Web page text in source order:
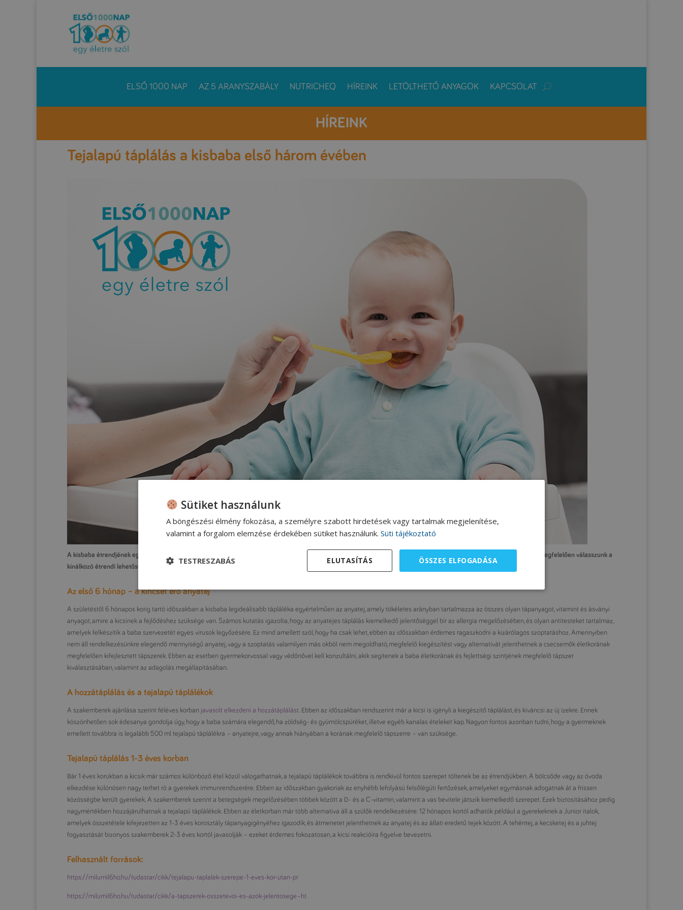
ELSŐ 1000 NAP AZ 5 ARANYSZABÁLY NUTRICHEQ HÍREINK LETÖLTHETŐ ANYAGOK KAPCSOLAT
HÍREINK
Tejalapú táplálás a kisbaba első három évében
A kisbaba étrendjének egyik alapját életének első három évében a tejalapú táplálékok adják. Rendkívül fontos azonban, hogy a baba korának és a fejlettségi szintjének megfelelően válasszunk a
kínálkozó étrendi lehetőségek közül. Cikkünkben összeszedtük azokat az alapvetéseket, amelyek segítenek eligazodni a tejalapú táplálás témakörében.
Az első 6 hónap – a kincset érő anyatej
A születéstől 6 hónapos korig tartó időszakban a kisbaba legideálisabb tápláléka egyértelműen az anyatej, amely tökéletes arányban tartalmazza az összes olyan tápanyagot, vitamint és ásványi
anyagot, amire a kicsinek a fejlődéshez szüksége van. Számos kutatás igazolta, hogy az anyatejes táplálás kiemelkedő jelentőséggel bír az allergia megelőzésében, és olyan antitesteket tartalmaz,
amelyek felkészítik a baba szervezetét egyes vírusok legyőzésére. Ez mind amellett szól, hogy ha csak lehet, ebben az időszakban érdemes ragaszkodni a kizárólagos szoptatáshoz. Amennyiben
nem áll rendelkezésünkre elegendő mennyiségű anyatej, vagy a szoptatás valamilyen más okból nem megoldható, megfelelő kiegészítést vagy alternatívát jelenthetnek a csecsemők életkorának
megfelelően kifejlesztett tápszerek. Ebben az esetben gyermekorvossal vagy védőnővel kell konzultálni, akik segítenek a baba életkorának és fejlettségi szintjének megfelelő tápszer
kiválasztásában, valamint az adagolás megállapításában.
A hozzátáplálás és a tejalapú táplálékok
A szakemberek ajánlása szerint féléves korban javasolt elkezdeni a hozzátáplálást. Ebben az időszakban rendszerint már a kicsi is igényli a kiegészítő táplálást, és kíváncsi az új ízekre. Ennek
köszönhetően sok édesanya gondolja úgy, hogy a baba számára elegendő, ha zöldség- és gyümölcspüréket, illetve egyéb kanalas ételeket kap. Nagyon fontos azonban tudni, hogy a gyermeknek
emellett továbbra is legalább 500 ml tejalapú táplálékra – anyatejre, vagy annak hiányában a korának megfelelő tápszerre – van szüksége.
Tejalapú táplálás 1-3 éves korban
Bár 1 éves korukban a kicsik már számos különböző étel közül válogathatnak, a tejalapú táplálékok továbbra is rendkívül fontos szerepet töltenek be az étrendjükben. A bölcsőde vagy az óvoda
elkezdése különösen nagy terhet ró a gyerekek immunrendszerére. Ebben az időszakban gyakoriak az enyhébb lefolyású felsőlégúti fertőzések, amelyeket egymásnak adogatnak át a frissen
közösségbe került gyerekek. A szakemberek szerint a betegségek megelőzésében többek között a D- és a C-vitamin, valamint a vas bevitele játszik kiemelkedő szerepet. Ezek biztosításához pedig
nagymértékben hozzájárulhatnak a tejalapú táplálékok. Ebben az életkorban már több alternatíva áll a szülők rendelkezésére: 12 hónapos kortól adhatók például a gyerekeknek a Junior italok,
amelyek összetétele kifejezetten az 1-3 éves korosztály tápanyagigényéhez igazodik, és átmenetet jelenthetnek az anyatej és az állati eredetű tejek között. A tehéntej, a kecsketej és a juhtej
fogyasztását bizonyos szakemberek 2-3 éves kortól javasolják – ezeket érdemes fokozatosan, a kicsi reakcióira figyelve bevezetni.
Felhasznált források:
https://milumil6ho.hu/tudastar/cikk/tejalapu-taplalek-szerepe-1-eves-kor-utan-pr
https://milumil6ho.hu/tudastar/cikk/a-tapszerek-osszetevoi-es-azok-jelentosege–ht
Sütiket használunk
A böngészési élmény fokozása, a személyre szabott hirdetések vagy tartalmak megjelenítése,
valamint a forgalom elemzése érdekében sütiket használunk. Süti tájékoztató
ÖSSZES ELFOGADÁSA
ELUTASÍTÁS
TESTRESZABÁS